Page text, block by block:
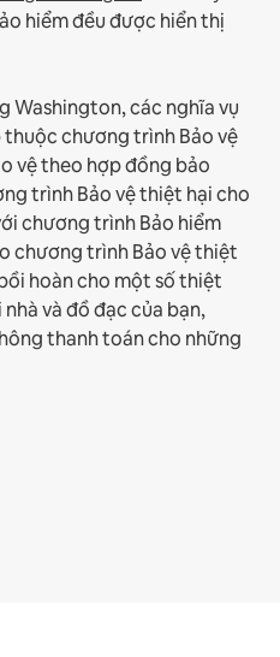
hiểm đều được hiển thị
Washington, các nghĩa vụ
chương trình Bảo vệ
vệ theo hợp đồng bảo
trình Bảo vệ thiệt hại cho
chương trình Bảo hiểm
chương trình Bảo vệ thiệt
hoàn cho một số thiệt
và đồ đạc của bạn,
thanh toán cho những